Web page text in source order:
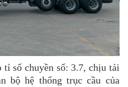
tỉ số chuyền số: 3.7, chịu tải
bộ hệ thống trục cầu của